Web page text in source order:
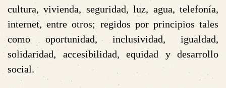
cultura, vivienda, seguridad, luz, agua, telefonía,
internet, entre otros; regidos por principios tales
como oportunidad, inclusividad, igualdad,
solidaridad, accesibilidad, equidad y desarrollo
social.